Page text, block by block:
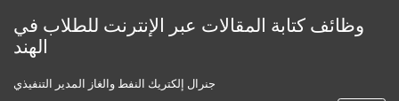
content
وظائف كتابة المقالات عبر الإنترنت للطلاب في
الهند
جنرال إلكتريك النفط والغاز المدير التنفيذي